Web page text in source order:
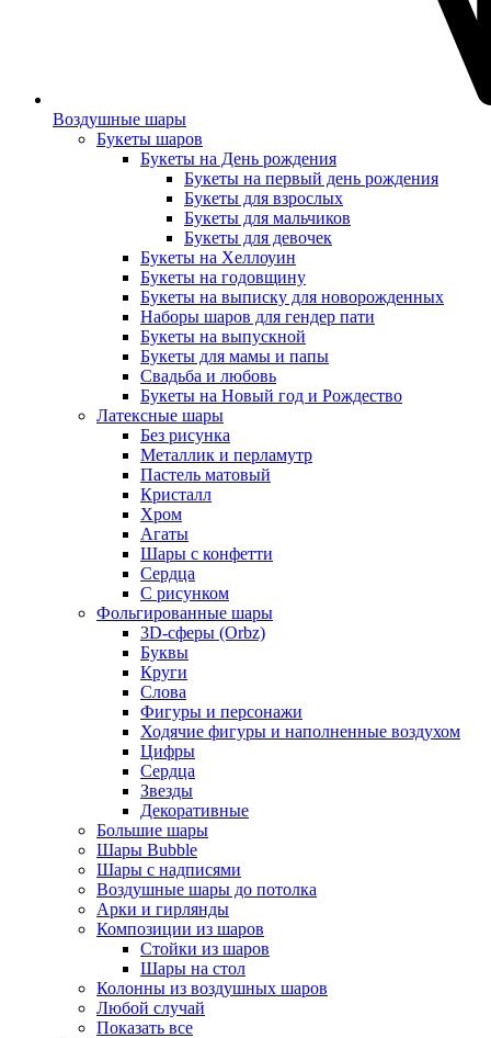
Воздушные шары
Букеты шаров
Букеты на День рождения
Букеты на первый день рождения
Букеты для взрослых
Букеты для мальчиков
Букеты для девочек
Букеты на Хеллоуин
Букеты на годовщину
Букеты на выписку для новорожденных
Наборы шаров для гендер пати
Букеты на выпускной
Букеты для мамы и папы
Свадьба и любовь
Букеты на Новый год и Рождество
Латексные шары
Без рисунка
Металлик и перламутр
Пастель матовый
Кристалл
Хром
Агаты
Шары с конфетти
Сердца
С рисунком
Фольгированные шары
3D-сферы (Orbz)
Буквы
Круги
Слова
Фигуры и персонажи
Ходячие фигуры и наполненные воздухом
Цифры
Сердца
Звезды
Декоративные
Большие шары
Шары Bubble
Шары с надписями
Воздушные шары до потолка
Арки и гирлянды
Композиции из шаров
Стойки из шаров
Шары на стол
Колонны из воздушных шаров
Любой случай
Показать все